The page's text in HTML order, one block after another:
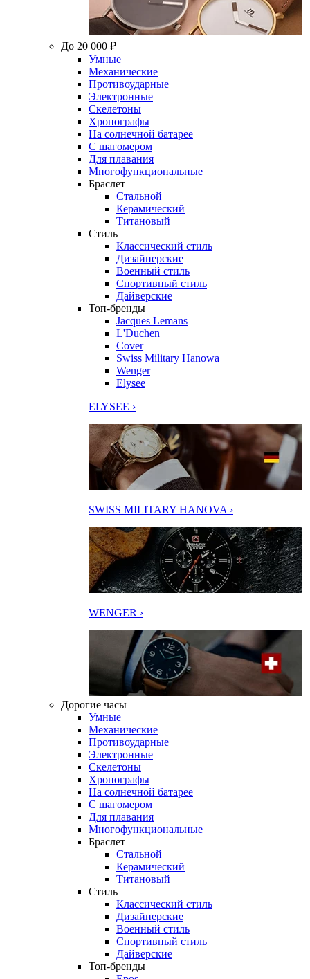
До 20 000 ₽
Умные
Механические
Противоударные
Электронные
Скелетоны
Хронографы
На солнечной батарее
С шагомером
Для плавания
Многофункциональные
Браслет
Стальной
Керамический
Титановый
Стиль
Классический стиль
Дизайнерские
Военный стиль
Спортивный стиль
Дайверские
Топ-бренды
Jacques Lemans
L'Duchen
Cover
Swiss Military Hanowa
Wenger
Elysee
ELYSEE ›
SWISS MILITARY HANOVA ›
WENGER ›
Дорогие часы
Умные
Механические
Противоударные
Электронные
Скелетоны
Хронографы
На солнечной батарее
С шагомером
Для плавания
Многофункциональные
Браслет
Стальной
Керамический
Титановый
Стиль
Классический стиль
Дизайнерские
Военный стиль
Спортивный стиль
Дайверские
Топ-бренды